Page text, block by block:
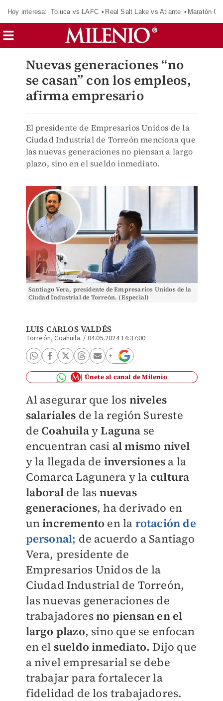
Hoy interesa: Toluca vs LAFC Real Salt Lake vs Atlante Maratón
Nuevas generaciones “no
se casan” con los empleos,
afirma empresario
El presidente de Empresarios Unidos de la
Ciudad Industrial de Torreón menciona que
las nuevas generaciones no piensan a largo
plazo, sino en el sueldo inmediato.
Santiago Vera, presidente de Empresarios Unidos de la
Ciudad Industrial de Torreón. (Especial)
LUIS CARLOS VALDÉS
Torreón, Coahuila. / 04.05.2024 14:37:00
Únete al canal de Milenio
Al asegurar que los niveles
salariales de la región Sureste
de CoahuilayLaguna se
encuentran casi al mismo nivel
y la llegada de inversiones a la
Comarca Lagunera y la cultura
laboral de las nuevas
generaciones, ha derivado en
unincremento en la rotación de
personal; de acuerdo a Santiago
Vera, presidente de
Empresarios Unidos de la
Ciudad Industrial de Torreón,
las nuevas generaciones de
trabajadoresno piensan en el
largo plazo, sino que se enfocan
en el sueldo inmediato. Dijo que
a nivel empresarial se debe
trabajar para fortalecer la
fidelidad de los trabajadores.